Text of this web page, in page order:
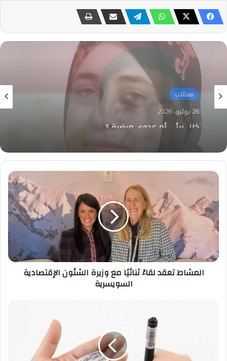
مقالات
25 يوليو، 2026
محمد جاد يكتب: كيف يعيد التحول الرقمي
والتعليم الإلكتروني صياغة عقول أجيال
المستقبل
المشاط
لقاءً
ثنائيًا
مع
وزيرة
الشئون
الإقتصادية
السويسرية
المشاط تعقد لقاءً ثنائيًا مع وزيرة الشئون الإقتصادية
السويسرية